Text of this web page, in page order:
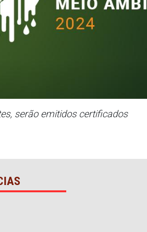
serão emitidos certificados